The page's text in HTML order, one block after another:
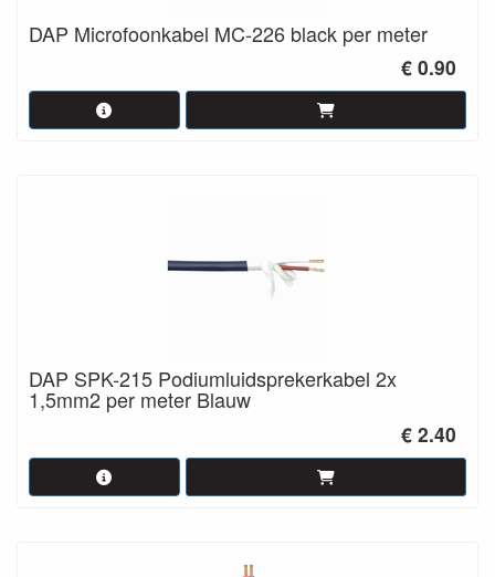
DAP Microfoonkabel MC-226 black per meter
€ 0.90
DAP SPK-215 Podiumluidsprekerkabel 2x
1,5mm2 per meter Blauw
€ 2.40